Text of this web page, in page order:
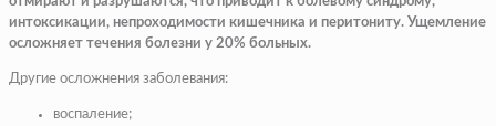
интоксикации, непроходимости кишечника и перитониту. Ущемление
осложняет течения болезни у 20% больных.
Другие осложнения заболевания:
воспаление;